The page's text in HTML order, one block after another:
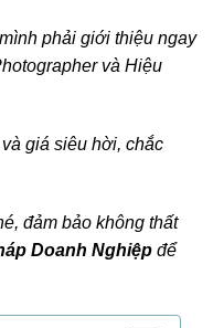
phải giới thiệu ngay
và Hiệu
giá siêu hời, chắc
đảm bảo không thất
Doanh Nghiệp để